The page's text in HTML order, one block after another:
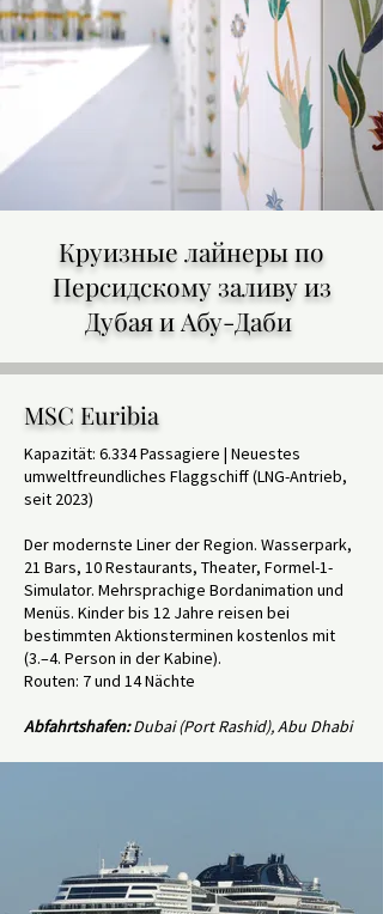
Круизные лайнеры по
Персидскому заливу из
Дубая и Абу-Даби
MSC Euribia
Kapazität: 6.334 Passagiere | Neuestes
umweltfreundliches Flaggschiff (LNG-Antrieb,
seit 2023)
Der modernste Liner der Region. Wasserpark,
21 Bars, 10 Restaurants, Theater, Formel-1-
Simulator. Mehrsprachige Bordanimation und
Menüs. Kinder bis 12 Jahre reisen bei
bestimmten Aktionsterminen kostenlos mit
(3.–4. Person in der Kabine).
Routen: 7 und 14 Nächte
Abfahrtshafen:Dubai (Port Rashid), Abu Dhabi